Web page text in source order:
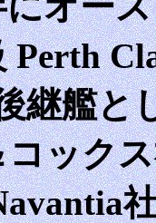
継艦と
ック